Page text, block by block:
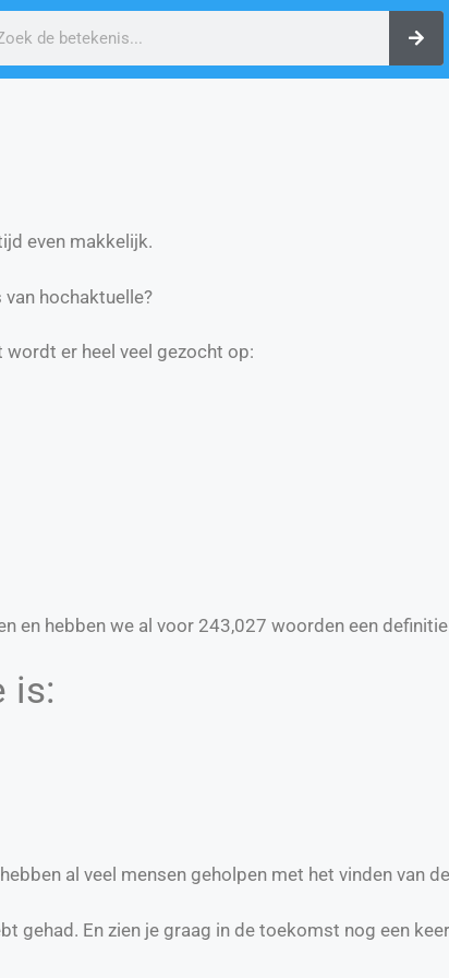
even makkelijk.
hochaktuelle?
er heel veel gezocht op:
en hebben we al voor 243,027 woorden een
is:
al veel mensen geholpen met het vinden van
gehad. En zien je graag in de toekomst nog een